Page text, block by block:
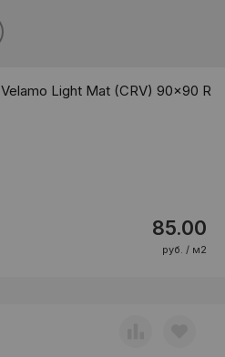
Velamo Light Mat (CRV) 90x90 R
85.00
руб. / м2